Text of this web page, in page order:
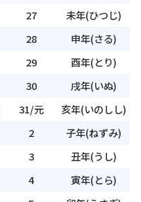
27 未年(ひつじ)
28 申年(さる)
29 酉年(とり)
30 戌年(いぬ)
31/元 亥年(いのしし)
2 子年(ねずみ)
3 丑年(うし)
4 寅年(とら)